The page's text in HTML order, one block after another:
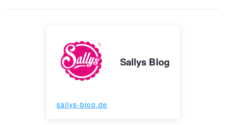
Sallys Blog
sallys-blog.de